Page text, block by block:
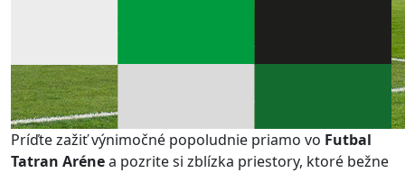
Príďte zažiť výnimočné popoludnie priamo vo Futbal
Tatran Arénea pozrite si zblízka priestory, ktoré bežne